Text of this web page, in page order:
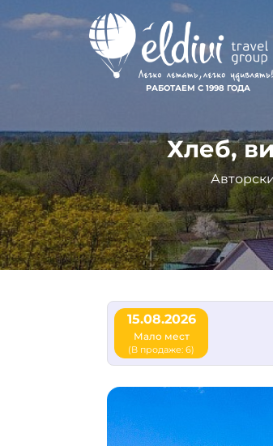
РАБОТАЕМ С 1998 ГОДА
Хлеб,
15.08.2026
Мало мест
(В продаже: 6)